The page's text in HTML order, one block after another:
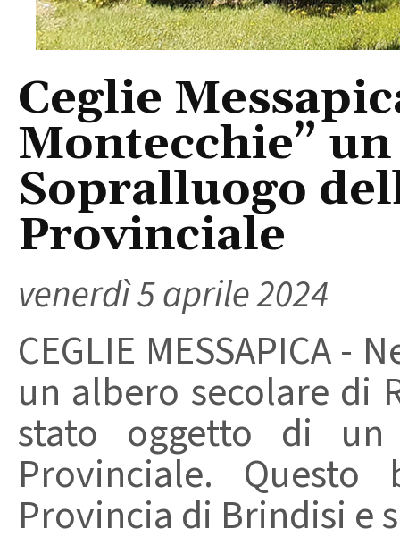
Ceglie
Montecchie”
Sopralluogo
Provinciale
venerdì 5 aprile 2024
CEGLIE MESSAPICA
un albero secolare di
stato oggetto di un
Provinciale.
Provincia di Brindisi e